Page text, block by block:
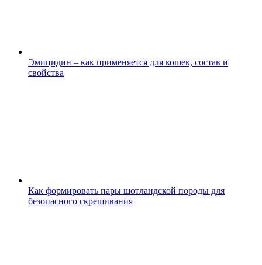
Эмицидин – как применяется для кошек, состав и
свойства
Как формировать пары шотландской породы для
безопасного скрещивания